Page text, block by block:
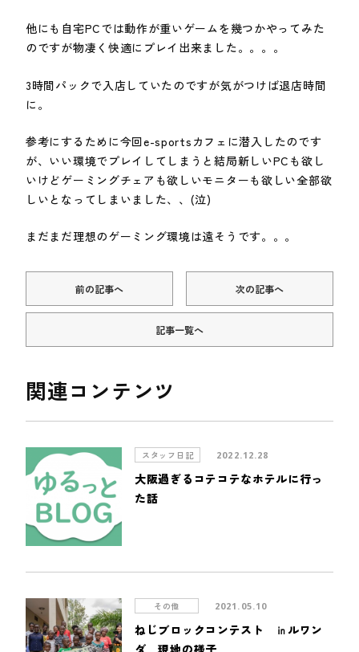
他にも自宅PCでは動作が重いゲームを幾つかやってみた
のですが物凄く快適にプレイ出来ました。。。。
3時間パックで入店していたのですが気がつけば退店時間
に。
参考にするために今回e-sportsカフェに潜入したのです
が、いい環境でプレイしてしまうと結局新しいPCも欲し
いけどゲーミングチェアも欲しいモニターも欲しい全部欲
しいとなってしまいました、、(泣)
まだまだ理想のゲーミング環境は遠そうです。。。
前の記事へ
記事一覧へ
次の記事へ
関連コンテンツ
スタッフ日記 2022.12.28
大阪過ぎるコテコテなホテルに行っ
た話
その他 2021.05.10
ねじブロックコンテスト ㏌ルワン